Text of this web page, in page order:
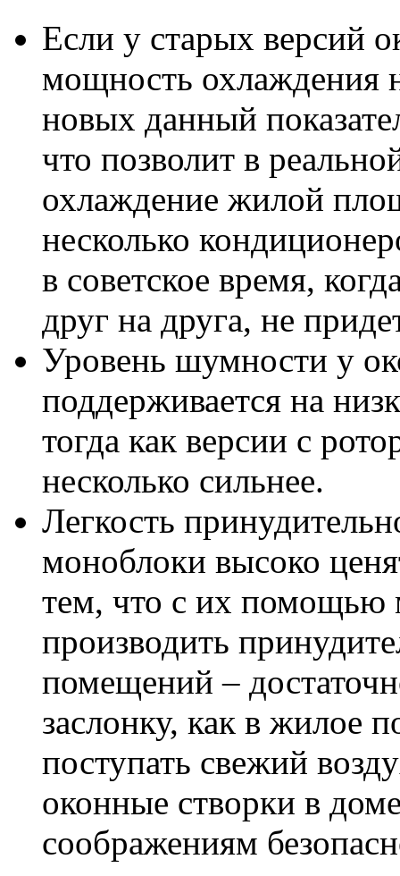
Если у старых версий
мощность охлаждения
новых данный
что позволит в
охлаждение жилой
несколько
в советское время,
друг на друга, не
Уровень шумности у
поддерживается на
тогда как версии с
несколько сильнее.
Легкость
моноблоки высоко
тем, что с их помощью
производить
помещений –
заслонку, как в жилое
поступать свежий
оконные створки в
соображениям